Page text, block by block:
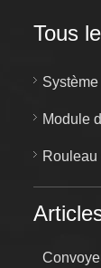
Tous
Module